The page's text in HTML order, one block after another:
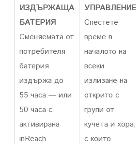
ИЗДЪРЖАЩА
БАТЕРИЯ
Сменяемата от
потребителя
батерия
издържа до
55 часа — или
50 часа с
активирана
inReach
УПРАВЛЕНИЕ
Спестете
време в
началото на
всеки
излизане на
открито с
групи от
кучета и хора,
с които